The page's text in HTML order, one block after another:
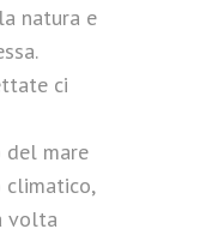
natura e
ci
del mare
climatico,
volta